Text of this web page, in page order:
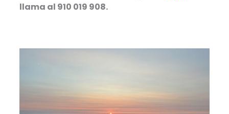
llama al 910 019 908.